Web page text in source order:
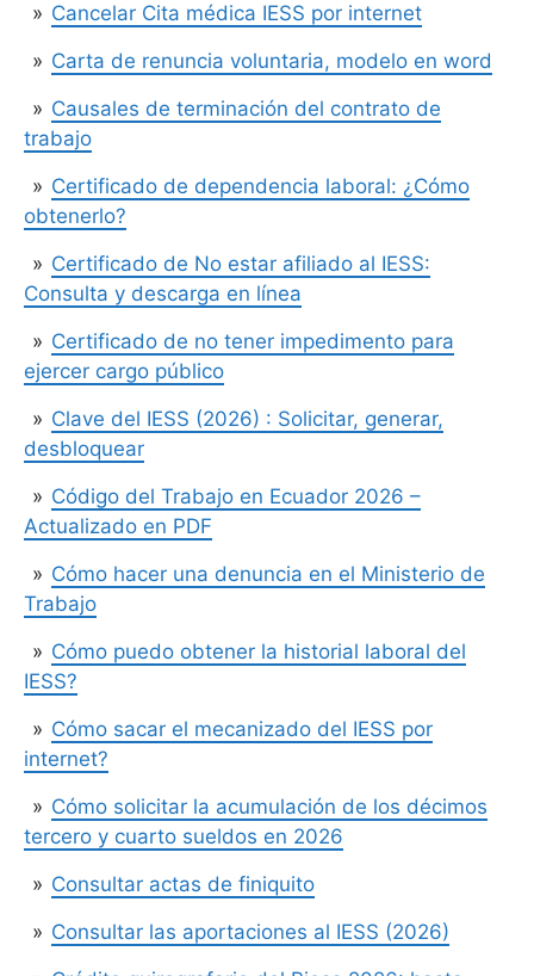
Cancelar Cita médica IESS por internet
Carta de renuncia voluntaria, modelo en word
Causales de terminación del contrato de
trabajo
Certificado de dependencia laboral: ¿Cómo
obtenerlo?
Certificado de No estar afiliado al IESS:
Consulta y descarga en línea
Certificado de no tener impedimento para
ejercer cargo público
Clave del IESS (2026) : Solicitar, generar,
desbloquear
Código del Trabajo en Ecuador 2026 –
Actualizado en PDF
Cómo hacer una denuncia en el Ministerio de
Trabajo
Cómo puedo obtener la historial laboral del
IESS?
Cómo sacar el mecanizado del IESS por
internet?
Cómo solicitar la acumulación de los décimos
tercero y cuarto sueldos en 2026
Consultar actas de finiquito
Consultar las aportaciones al IESS (2026)